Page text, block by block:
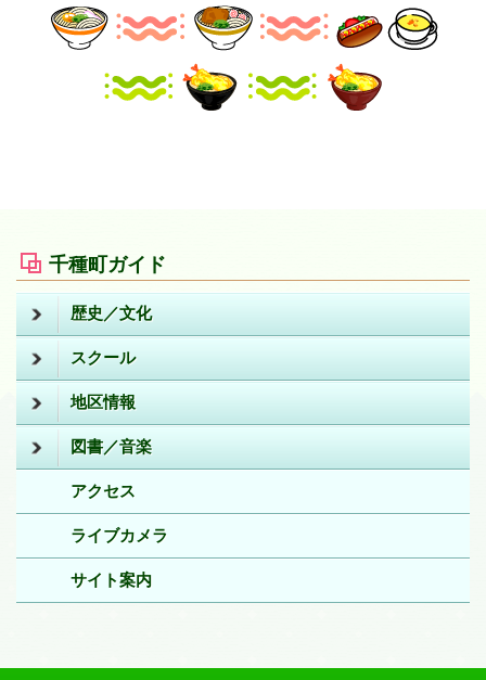
千種町ガイド
歴史／文化
スクール
地区情報
図書／音楽
アクセス
ライブカメラ
サイト案内